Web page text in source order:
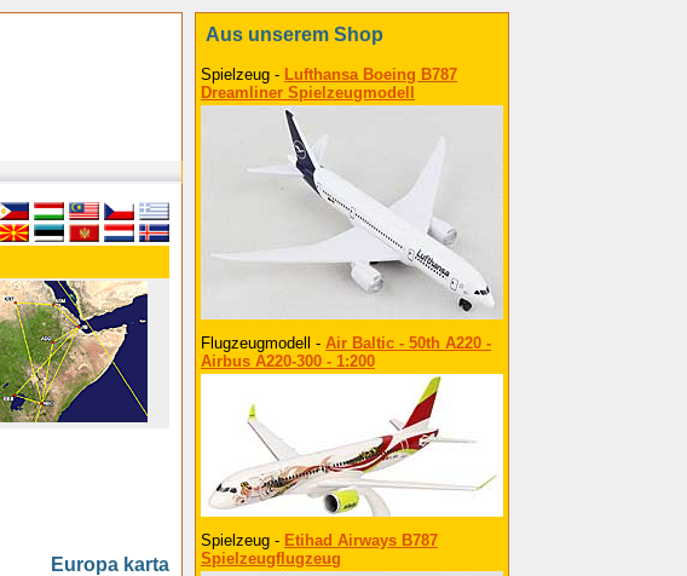
Europa karta
Aus unserem Shop
Spielzeug - Lufthansa Boeing B787
Dreamliner Spielzeugmodell
Flugzeugmodell - Air Baltic - 50th A220 -
Airbus A220-300 - 1:200
Spielzeug - Etihad Airways B787
Spielzeugflugzeug